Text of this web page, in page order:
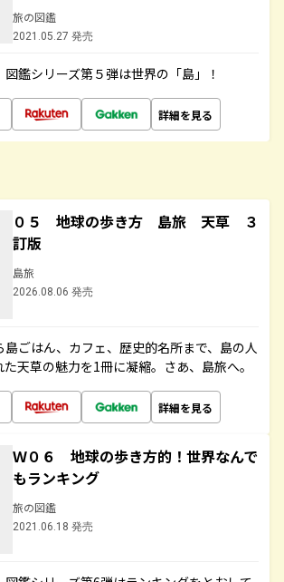
旅の図鑑
2021.05.27 発売
図鑑シリーズ第５弾は世界の「島」！
詳細を見る
０５ 地球の歩き方 島旅 天草 ３
訂版
島旅
2026.08.06 発売
ごはん、カフェ、歴史的名所まで、島の人
天草の魅力を1冊に凝縮。さあ、島旅へ。
詳細を見る
Ｗ０６ 地球の歩き方的！世界なんで
もランキング
旅の図鑑
2021.06.18 発売